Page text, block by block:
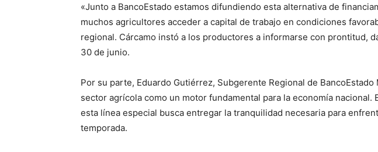
«Junto a BancoEstado estamos difundiendo esta alternativa de
muchos agricultores acceder a capital de trabajo en condiciones
regional. Cárcamo instó a los productores a informarse con prontitud,
30 de junio.
Por su parte, Eduardo Gutiérrez, Subgerente Regional de
sector agrícola como un motor fundamental para la economía nacional.
esta línea especial busca entregar la tranquilidad necesaria para
temporada.